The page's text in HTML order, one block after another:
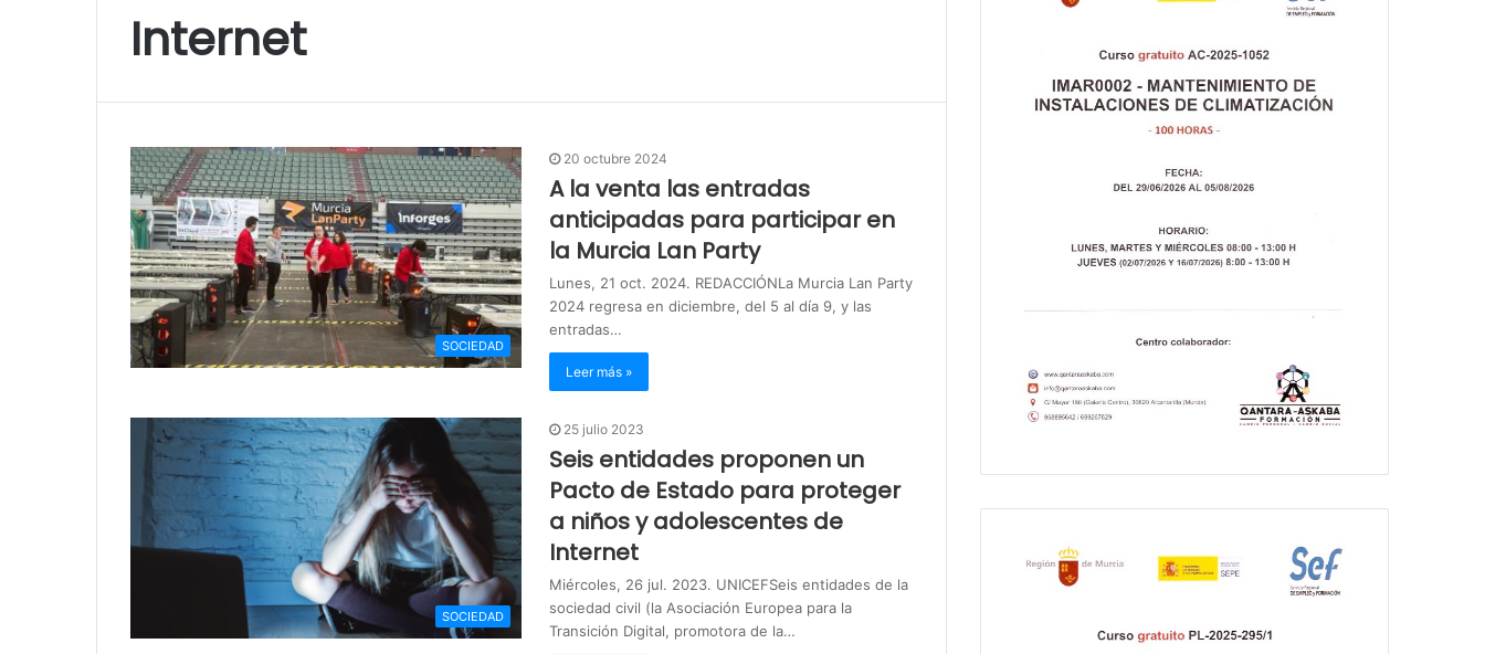
Internet
SOCIEDAD
20 octubre 2024
A la venta las entradas
anticipadas para participar en
la Murcia Lan Party
Lunes, 21 oct. 2024. REDACCIÓNLa Murcia Lan Party
2024 regresa en diciembre, del 5 al día 9, y las
entradas…
Leer más »
SOCIEDAD
25 julio 2023
Seis entidades proponen un
Pacto de Estado para proteger
a niños y adolescentes de
Internet
Miércoles, 26 jul. 2023. UNICEFSeis entidades de la
sociedad civil (la Asociación Europea para la
Transición Digital, promotora de la…